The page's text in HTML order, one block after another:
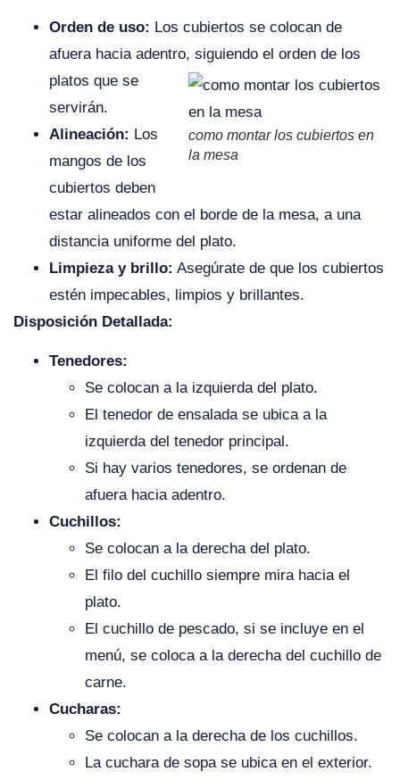
Orden de uso: Los cubiertos se colocan de
afuera hacia adentro, siguiendo el orden de los
platos que se
como montar los cubiertos en
la mesa
servirán.
Alineación: Los
mangos de los
cubiertos deben
estar alineados con el borde de la mesa, a una
distancia uniforme del plato.
Limpieza y brillo: Asegúrate de que los cubiertos
estén impecables, limpios y brillantes.
Disposición Detallada:
Tenedores:
Se colocan a la izquierda del plato.
El tenedor de ensalada se ubica a la
izquierda del tenedor principal.
Si hay varios tenedores, se ordenan de
afuera hacia adentro.
Cuchillos:
Se colocan a la derecha del plato.
El filo del cuchillo siempre mira hacia el
plato.
El cuchillo de pescado, si se incluye en el
menú, se coloca a la derecha del cuchillo de
carne.
Cucharas:
Se colocan a la derecha de los cuchillos.
La cuchara de sopa se ubica en el exterior.